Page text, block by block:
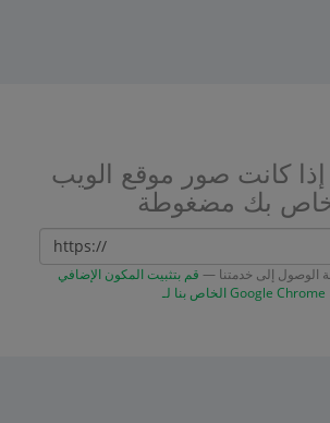
كانت صور موقع الويب
بك مضغوطة
الوصول إلى خدمتنا — قم بتثبيت المكون الإضافي
الخاص بنا لـ Google Chrome